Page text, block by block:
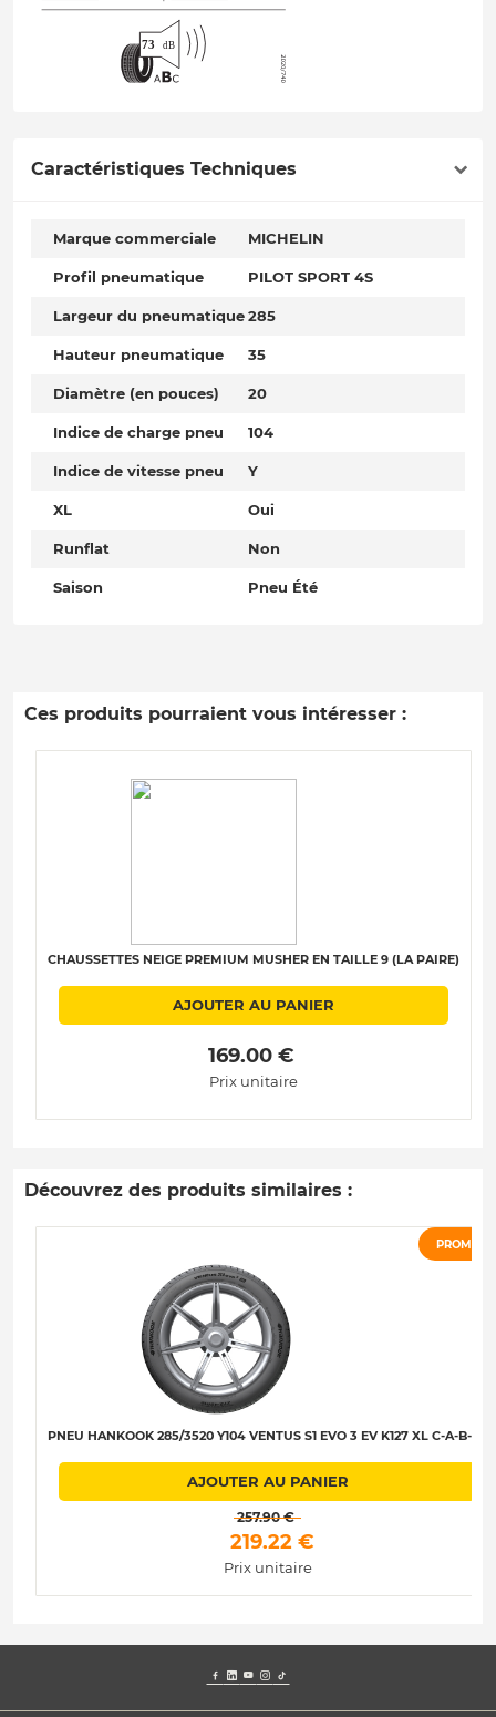
Caractéristiques Techniques
Marque commerciale MICHELIN
Profil pneumatique PILOT SPORT 4S
Largeur du pneumatique285
Hauteur pneumatique 35
Diamètre (en pouces) 20
Indice de charge pneu 104
Indice de vitesse pneu Y
XL Oui
Runflat Non
Saison Pneu Été
Ces produits pourraient vous intéresser :
CHAUSSETTES NEIGE PREMIUM MUSHER EN TAILLE 9 (LA PAIRE)
AJOUTER AU PANIER
169.00 €
Prix unitaire
Découvrez des produits similaires :
PROMO
PNEU HANKOOK 285/3520 Y104 VENTUS S1 EVO 3 EV K127 XL C-A-B-75
AJOUTER AU PANIER
257.90 €
219.22 €
Prix unitaire